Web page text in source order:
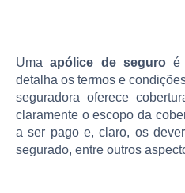
Umaapólice de seguro é
detalha os termos e
seguradora oferece
claramente o escopo da
a ser pago e, claro, os
segurado, entre outros